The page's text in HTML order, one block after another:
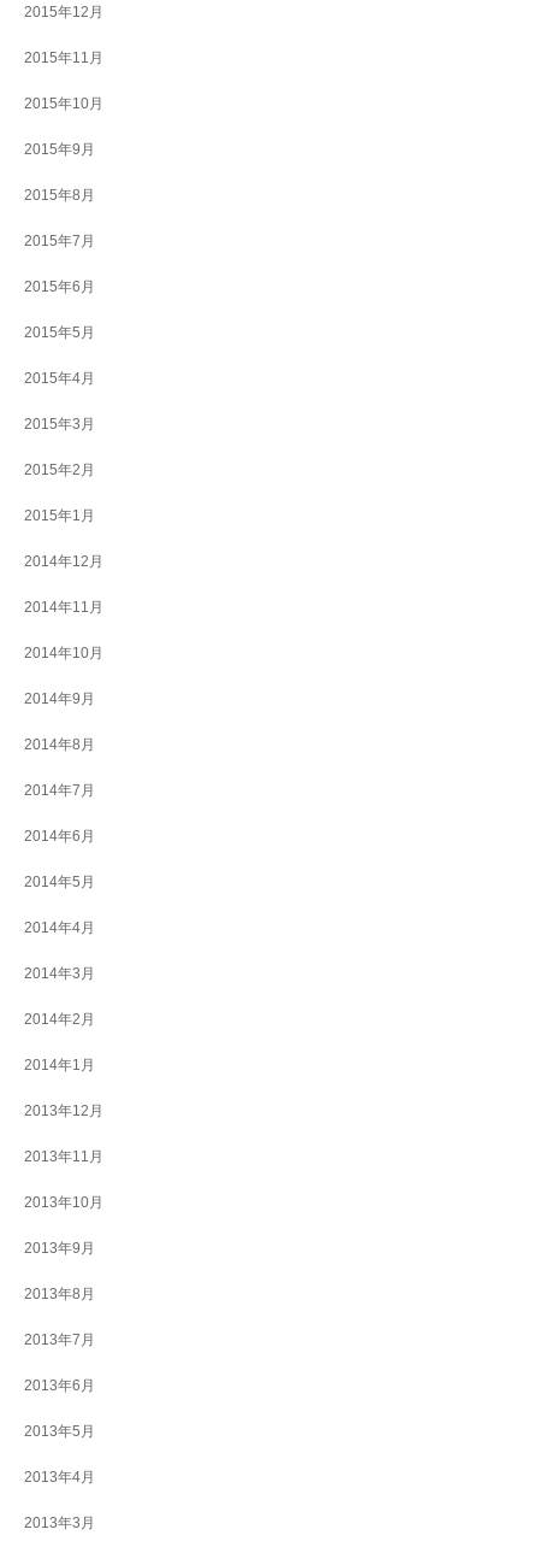
2015年12月
2015年11月
2015年10月
2015年9月
2015年8月
2015年7月
2015年6月
2015年5月
2015年4月
2015年3月
2015年2月
2015年1月
2014年12月
2014年11月
2014年10月
2014年9月
2014年8月
2014年7月
2014年6月
2014年5月
2014年4月
2014年3月
2014年2月
2014年1月
2013年12月
2013年11月
2013年10月
2013年9月
2013年8月
2013年7月
2013年6月
2013年5月
2013年4月
2013年3月